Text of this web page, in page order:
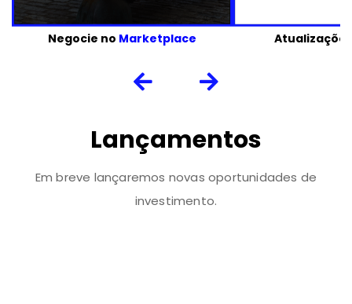
Negocie no Marketplace
Lançamentos
Em breve lançaremos novas oportunidades de
investimento.